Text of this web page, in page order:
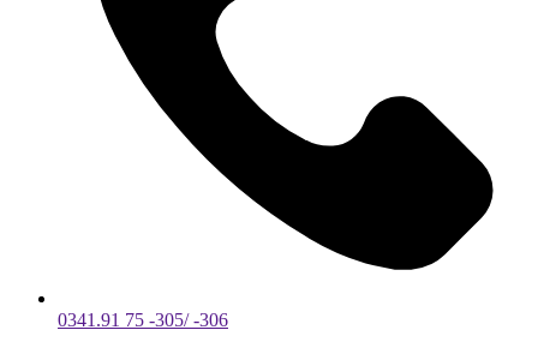
0341.91 75 -305/ -306